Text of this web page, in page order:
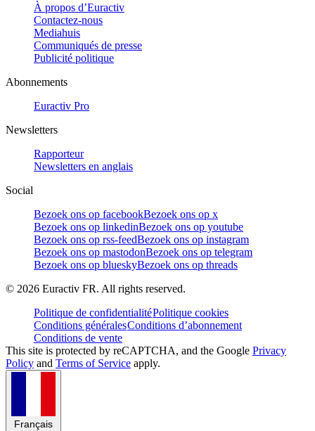
À propos d’Euractiv
Contactez-nous
Mediahuis
Communiqués de presse
Publicité politique
Abonnements
Euractiv Pro
Newsletters
Rapporteur
Newsletters en anglais
Social
Bezoek ons op facebookBezoek ons op x
Bezoek ons op linkedinBezoek ons op youtube
Bezoek ons op rss-feedBezoek ons op instagram
Bezoek ons op mastodonBezoek ons op telegram
Bezoek ons op blueskyBezoek ons op threads
© 2026 Euractiv FR. All rights reserved.
Politique de confidentialitéPolitique cookies
Conditions généralesConditions d’abonnement
Conditions de vente
This site is protected by reCAPTCHA, and the Google Privacy
Policy and Terms of Service apply.
Français